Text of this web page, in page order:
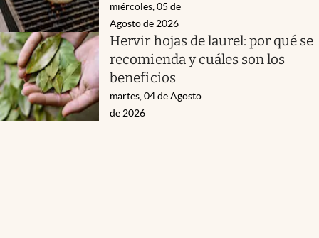
miércoles, 05 de
Agosto de 2026
Hervir hojas de laurel: por qué se
recomienda y cuáles son los
beneficios
martes, 04 de Agosto
de 2026